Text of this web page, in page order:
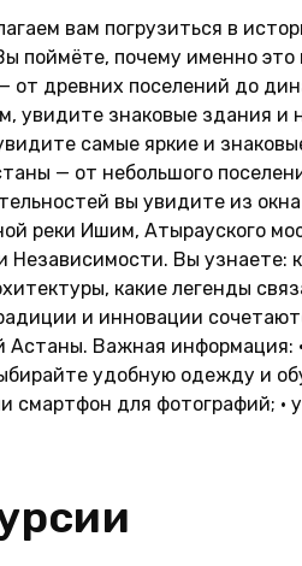
вам погрузиться в
поймёте, почему именно это
от древних поселений до
увидите знаковые здания
самые яркие и
— от небольшого
вы увидите из
реки Ишим, Атырауского
Независимости. Вы узнаете:
какие легенды
и инновации
Важная информация:
удобную одежду и
смартфон для фотографий;